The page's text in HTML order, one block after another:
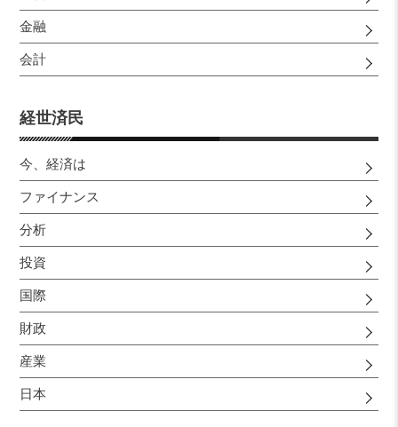
金融
会計
経世済民
今、経済は
ファイナンス
分析
投資
国際
財政
産業
日本